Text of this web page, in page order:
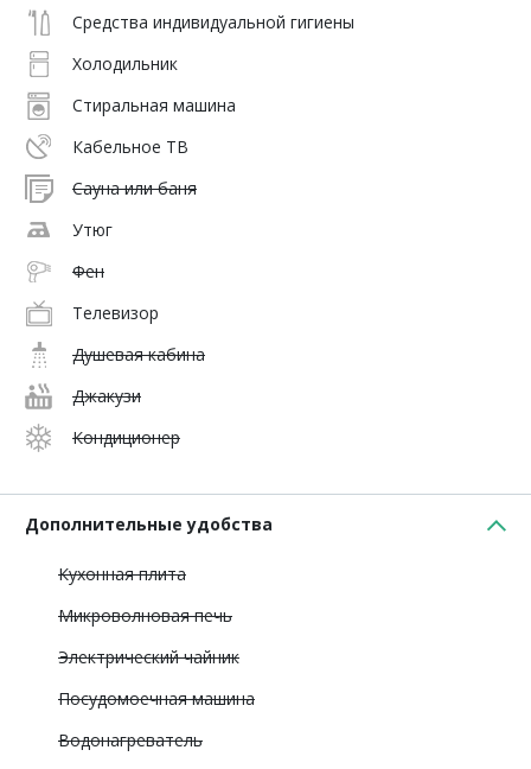
Средства индивидуальной гигиены
Холодильник
Стиральная машина
Кабельное ТВ
Сауна или баня
Утюг
Фен
Телевизор
Душевая кабина
Джакузи
Кондиционер
Дополнительные удобства
Кухонная плита
Микроволновая печь
Электрический чайник
Посудомоечная машина
Водонагреватель